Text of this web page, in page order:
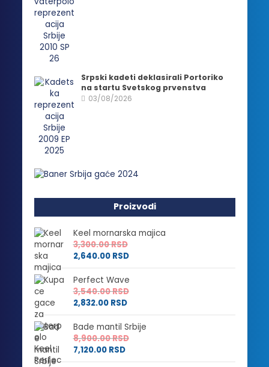
Srpski kadeti deklasirali Portoriko
na startu Svetskog prvenstva
03/08/2026
Proizvodi
Keel mornarska majica
3,300.00RSD
2,640.00 RSD
Perfect Wave
3,540.00RSD
2,832.00 RSD
Bade mantil Srbije
8,900.00RSD
7,120.00 RSD